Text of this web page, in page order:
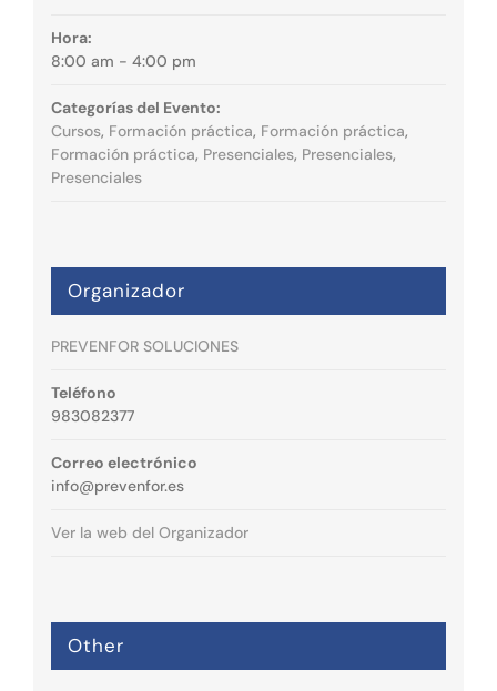
Hora:
8:00 am - 4:00 pm
Categorías del Evento:
Cursos, Formación práctica, Formación práctica,
Formación práctica, Presenciales, Presenciales,
Presenciales
Organizador
PREVENFOR SOLUCIONES
Teléfono
983082377
Correo electrónico
info@prevenfor.es
Ver la web del Organizador
Other